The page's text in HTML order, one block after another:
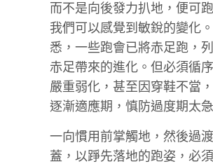
而不是向後發力扒地，便可
我們可以感覺到敏銳的變化
悉，一些跑會已將赤足跑，
赤足帶來的進化。但必須循
嚴重弱化，甚至因穿鞋不當
逐漸適應期，慎防過度期太
一向慣用前掌觸地，然後過
蓋，以踭先落地的跑姿，必